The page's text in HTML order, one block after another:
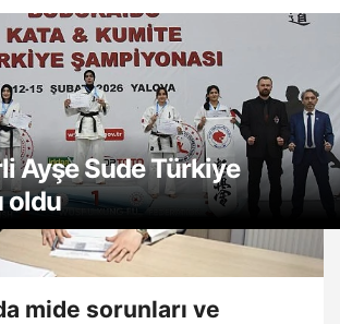
Ayşe Sude Türkiye
oldu
Ayşe Sude Türkiye
oldu
mide sorunları ve